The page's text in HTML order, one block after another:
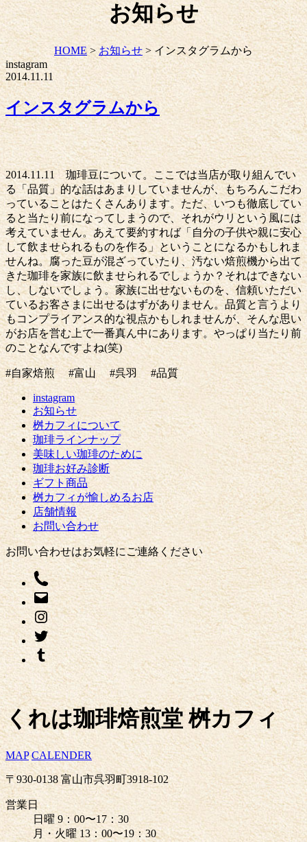
お知らせ
HOME >お知らせ > インスタグラムから
instagram
2014.11.11
インスタグラムから
2014.11.11 珈琲豆について。ここでは当店が取り組んでい
る「品質」的な話はあまりしていませんが、もちろんこだわ
っていることはたくさんあります。ただ、いつも徹底してい
ると当たり前になってしまうので、それがウリという風には
考えていません。あえて要約すれば「自分の子供や親に安心
して飲ませられるものを作る」ということになるかもしれま
せんね。腐った豆が混ざっていたり、汚ない焙煎機から出て
きた珈琲を家族に飲ませられるでしょうか？それはできない
し、しないでしょう。家族に出せないものを、信頼いただい
ているお客さまに出せるはずがありません。品質と言うより
もコンプライアンス的な視点かもしれませんが、そんな思い
がお店を営む上で一番真ん中にあります。やっぱり当たり前
のことなんですよね(笑)
#自家焙煎 #富山 #呉羽 #品質
instagram
お知らせ
桝カフィについて
珈琲ラインナップ
美味しい珈琲のために
珈琲お好み診断
ギフト商品
桝カフィが愉しめるお店
店舗情報
お問い合わせ
お問い合わせはお気軽にご連絡ください
くれは珈琲焙煎堂 桝カフィ
MAP CALENDER
〒930-0138 富山市呉羽町3918-102
営業日
日曜 9：00〜17：30
月・火曜 13：00〜19：30